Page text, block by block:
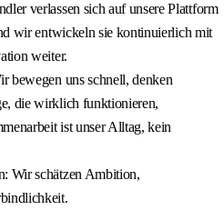
verlassen sich auf unsere Plattform
wir entwickeln sie kontinuierlich mit
weiter.
bewegen uns schnell, denken
die wirklich funktionieren,
ist unser Alltag, kein
Wir schätzen Ambition,